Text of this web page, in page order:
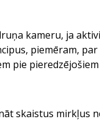
kameru, ja
piemēram,
pie
skaistus mirkļus